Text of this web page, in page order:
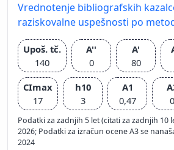
Vrednotenje bibliografskih
raziskovalne uspešnosti po
Upoš. tč.
140
A''
0
A'
80
CImax
17
h10
3
A1
0,47
0
Podatki za zadnjih 5 let (citati za zadnjih 10
2026; Podatki za izračun ocene A3 se
2024